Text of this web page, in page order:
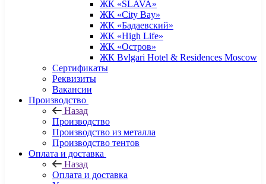
ЖК «SLAVA»
ЖК «City Bay»
ЖК «Бадаевский»
ЖК «High Life»
ЖК «Остров»
ЖК Bvlgari Hotel & Residences Moscow
Сертификаты
Реквизиты
Вакансии
Производство
Назад
Производство
Производство из металла
Производство тентов
Оплата и доставка
Назад
Оплата и доставка